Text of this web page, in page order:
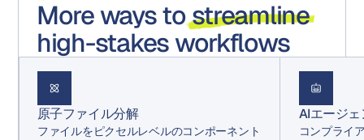
More ways tostreamline
high-stakes workflows
原子ファイル分解
ファイルをピクセルレベルのコンポーネント
AIエージ
コンプライ